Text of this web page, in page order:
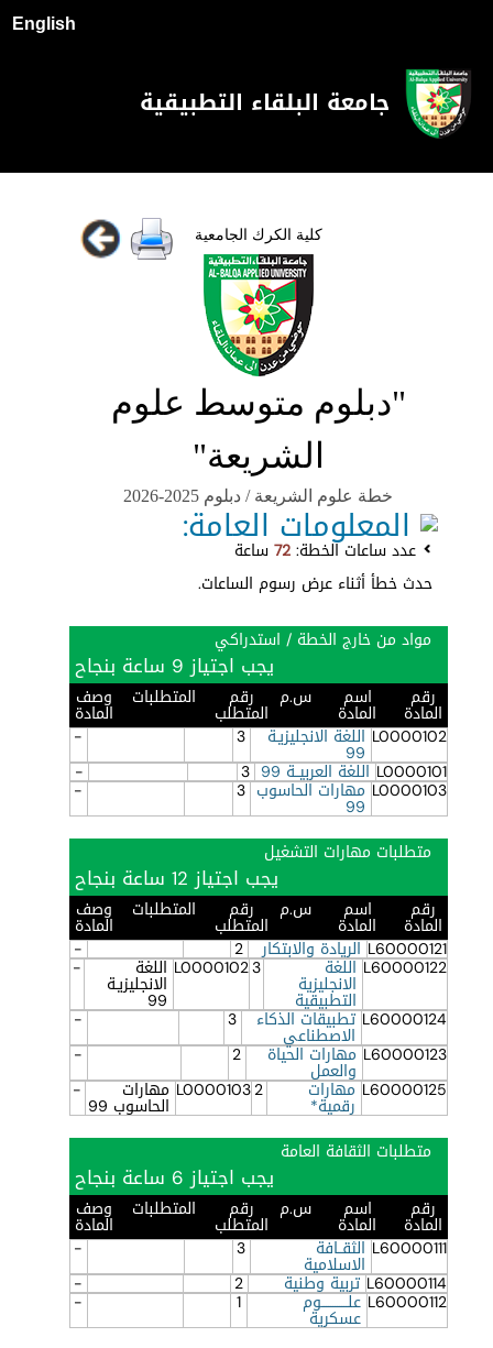
English
جامعة البلقاء التطبيقية
كلية الكرك الجامعية
"دبلوم متوسط علوم
الشريعة"
خطة علوم الشريعة / دبلوم 2025-2026
المعلومات العامة:
عدد ساعات الخطة:72ساعة
حدث خطأ أثناء عرض رسوم الساعات.
مواد من خارج الخطة / استدراكي
يجب اجتياز 9 ساعة بنجاح
رقم
المادة
اسم
المادة
س.م رقم
المتطلب
المتطلبات وصف
المادة
L0000102 اللغة الانجليزيـة
99
3
-
L0000101 اللغة العربيــة 99 3
-
L0000103 مهارات الحاسوب
99
3
-
متطلبات مهارات التشغيل
يجب اجتياز 12 ساعة بنجاح
رقم
المادة
اسم
المادة
س.م رقم
المتطلب
المتطلبات وصف
المادة
L60000121 الريادة والابتكار 2
-
L60000122 اللغة
الانجليزية
التطبيقية
3
L0000102 اللغة
الانجليزيـة
99
-
L60000124 تطبيقات الذكاء
الاصطناعي
3
-
L60000123 مهارات الحياة
والعمل
2
-
L60000125 مهارات
رقمية*
2
L0000103 مهارات
الحاسوب 99
-
متطلبات الثقافة العامة
يجب اجتياز 6 ساعة بنجاح
رقم
المادة
اسم
المادة
س.م رقم
المتطلب
المتطلبات وصف
المادة
L60000111 الثقــافة
الاسلامية
3
-
L60000114 تربية وطنية 2
-
L60000112 علــــــــــــوم
عسكرية
1
-